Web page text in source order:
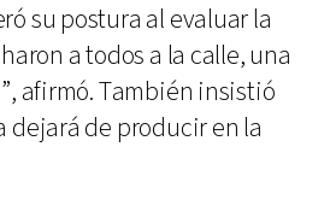
su postura al evaluar la
a todos a la calle, una
afirmó. También insistió
dejará de producir en la